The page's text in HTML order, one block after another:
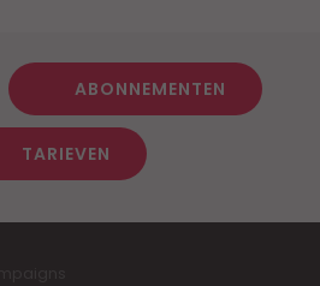
ABONNEMENTEN
TARIEVEN